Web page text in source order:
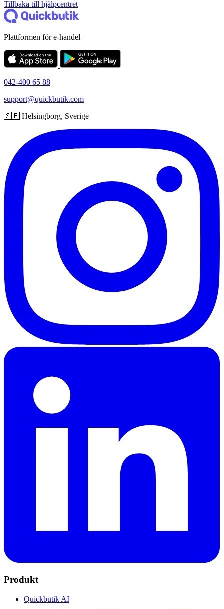
Tillbaka till hjälpcentret
Plattformen för e-handel
042-400 65 88
support@quickbutik.com
🇸🇪 Helsingborg, Sverige
Produkt
Quickbutik AI